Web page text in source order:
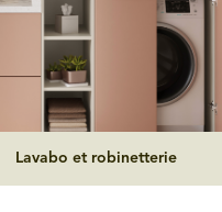
Lavabo et robinetterie